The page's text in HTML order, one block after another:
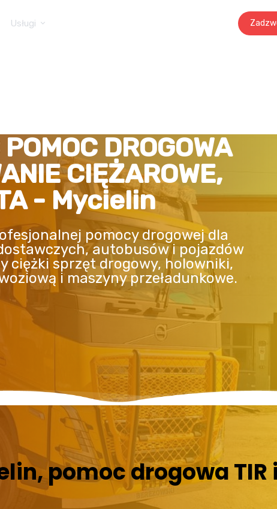
Usługi
DROGOWA
CIĘŻAROWE,
- Mycielin
pomocy drogowej dla
autobusów i pojazdów
ciężki sprzęt drogowy, holowniki,
i maszyny przeładunkowe.
pomoc drogowa TIR i